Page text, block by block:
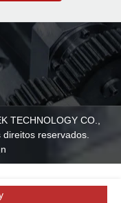
TECHNOLOGY CO.,
reservados.